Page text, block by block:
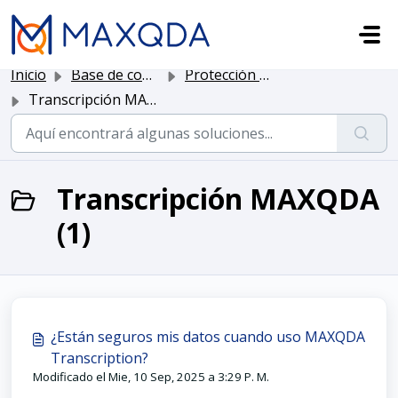
Saltar al contenido principal
Inicio Base de conocimientos
Protección y seguridad de datos
Transcripción MAXQDA
Transcripción MAXQDA
(1)
¿Están seguros mis datos cuando uso MAXQDA
Transcription?
Modificado el Mie, 10 Sep, 2025 a 3:29 P. M.